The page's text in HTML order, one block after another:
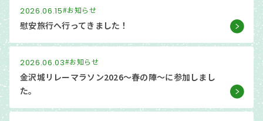
2026.06.15#お知らせ
慰安旅行へ行ってきました！
2026.06.03#お知らせ
金沢城リレーマラソン2026～春の陣～に参加しまし
た。